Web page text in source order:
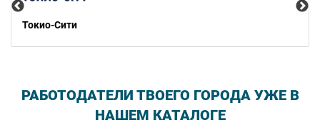
Токио-Сити
РАБОТОДАТЕЛИ ТВОЕГО ГОРОДА УЖЕ В
НАШЕМ КАТАЛОГЕ